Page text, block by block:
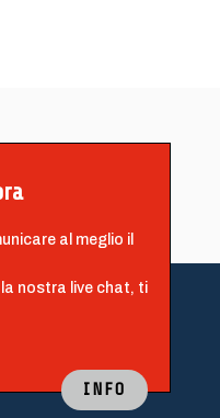
al meglio il
nostra live chat, ti
INFO